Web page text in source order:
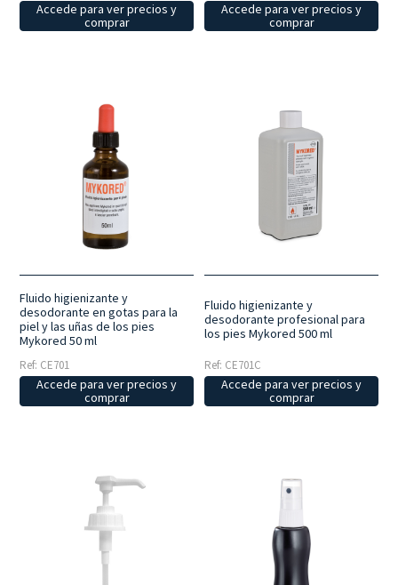
Accede para ver precios y
comprar
Accede para ver precios y
comprar
Fluido higienizante y
desodorante en gotas para la
piel y las uñas de los pies
Mykored 50 ml
Ref: CE701
Accede para ver precios y
comprar
Fluido higienizante y
desodorante profesional para
los pies Mykored 500 ml
Ref: CE701C
Accede para ver precios y
comprar